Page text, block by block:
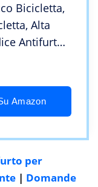
Bicicletta,
Alta
Antifurto
Amazon
per
| Domande